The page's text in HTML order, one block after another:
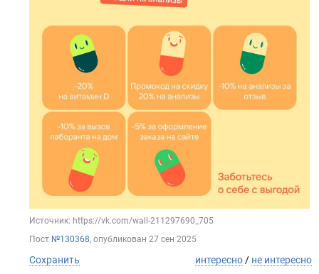
Источник: https://vk.com/wall-211297690_705
Пост №130368, опубликован 27 сен 2025
Сохранить интересно / не интересно